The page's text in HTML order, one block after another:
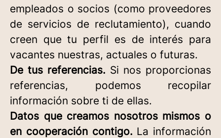
empleados o socios (como proveedores
de servicios de reclutamiento), cuando
creen que tu perfil es de interés para
vacantes nuestras, actuales o futuras.
De tus referencias. Si nos proporcionas
referencias, podemos recopilar
información sobre ti de ellas.
Datos que creamos nosotros mismos o
en cooperación contigo. La información